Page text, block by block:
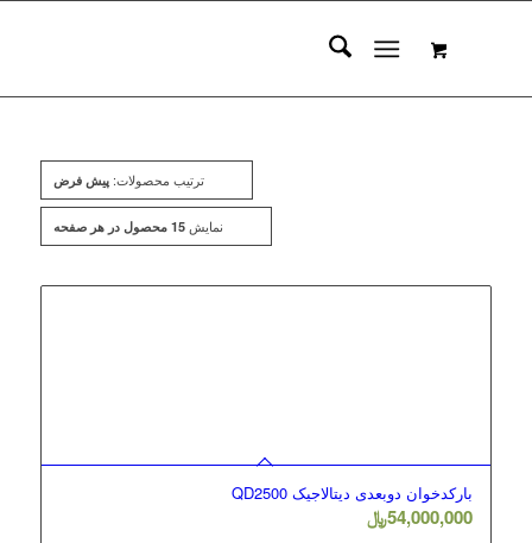
ترتیب محصولات:پیش فرض
نمایش15 محصول در هر صفحه
4.00
بارکدخوان دوبعدی دیتالاجیک QD2500
54,000,000﷼